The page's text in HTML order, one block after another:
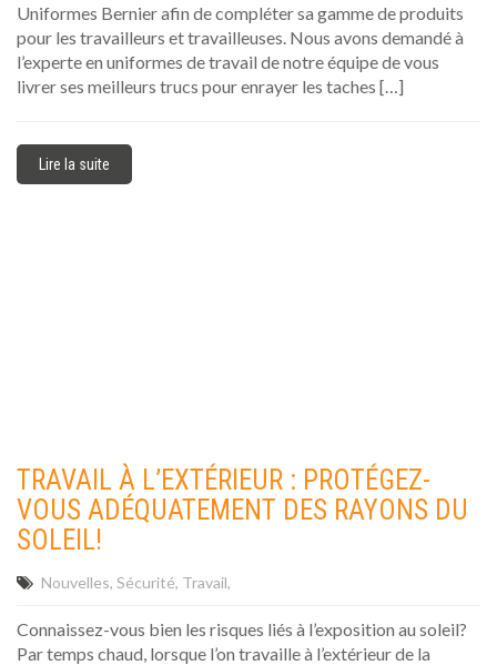
Uniformes Bernier afin de compléter sa gamme de produits
pour les travailleurs et travailleuses. Nous avons demandé à
l’experte en uniformes de travail de notre équipe de vous
livrer ses meilleurs trucs pour enrayer les taches […]
Lire la suite
TRAVAIL À L’EXTÉRIEUR : PROTÉGEZ-
VOUS ADÉQUATEMENT DES RAYONS DU
SOLEIL!
Nouvelles Sécurité Travail
Connaissez-vous bien les risques liés à l’exposition au soleil?
Par temps chaud, lorsque l’on travaille à l’extérieur de la